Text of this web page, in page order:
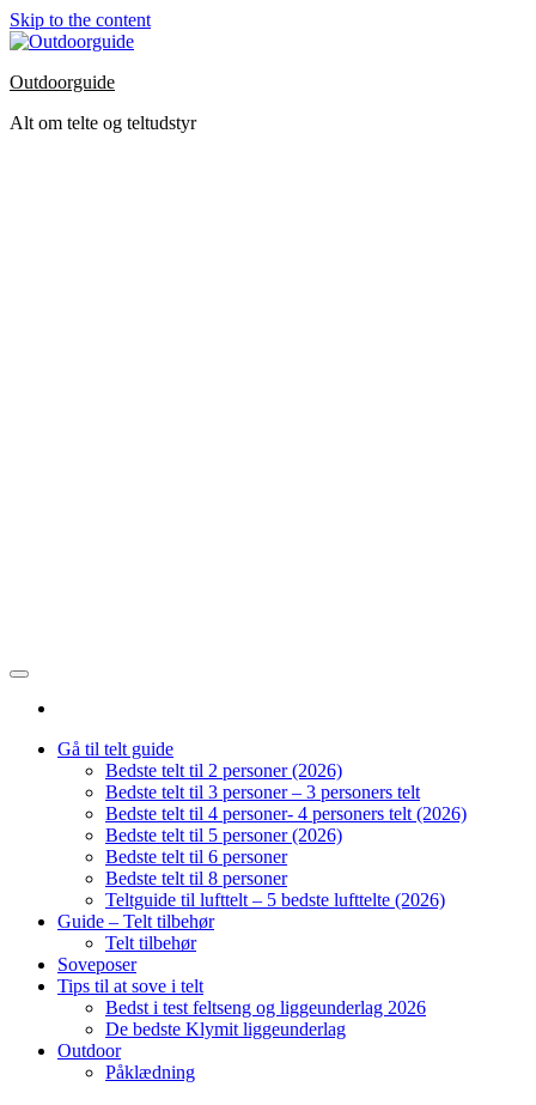
Skip to the content
Outdoorguide
Alt om telte og teltudstyr
Gå til telt guide
Bedste telt til 2 personer (2026)
Bedste telt til 3 personer – 3 personers telt
Bedste telt til 4 personer- 4 personers telt (2026)
Bedste telt til 5 personer (2026)
Bedste telt til 6 personer
Bedste telt til 8 personer
Teltguide til lufttelt – 5 bedste lufttelte (2026)
Guide – Telt tilbehør
Telt tilbehør
Soveposer
Tips til at sove i telt
Bedst i test feltseng og liggeunderlag 2026
De bedste Klymit liggeunderlag
Outdoor
Påklædning